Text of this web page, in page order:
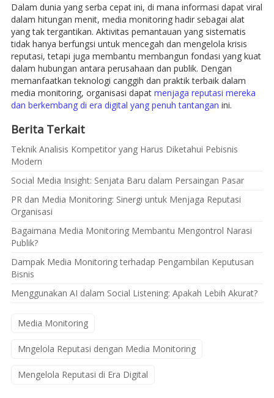
Dalam dunia yang serba cepat ini, di mana informasi dapat viral
dalam hitungan menit, media monitoring hadir sebagai alat
yang tak tergantikan. Aktivitas pemantauan yang sistematis
tidak hanya berfungsi untuk mencegah dan mengelola krisis
reputasi, tetapi juga membantu membangun fondasi yang kuat
dalam hubungan antara perusahaan dan publik. Dengan
memanfaatkan teknologi canggih dan praktik terbaik dalam
media monitoring, organisasi dapatmenjaga reputasi mereka
dan berkembang di era digital yang penuh tantangan ini.
Berita Terkait
Teknik Analisis Kompetitor yang Harus Diketahui Pebisnis
Modern
Social Media Insight: Senjata Baru dalam Persaingan Pasar
PR dan Media Monitoring: Sinergi untuk Menjaga Reputasi
Organisasi
Bagaimana Media Monitoring Membantu Mengontrol Narasi
Publik?
Dampak Media Monitoring terhadap Pengambilan Keputusan
Bisnis
Menggunakan AI dalam Social Listening: Apakah Lebih Akurat?
Media Monitoring
Mngelola Reputasi dengan Media Monitoring
Mengelola Reputasi di Era Digital